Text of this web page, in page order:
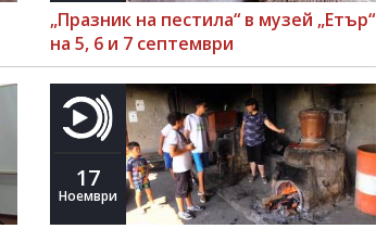
„Празник на пестила“ в музей „Етър“
на 5, 6 и 7 септември
17
Ноември